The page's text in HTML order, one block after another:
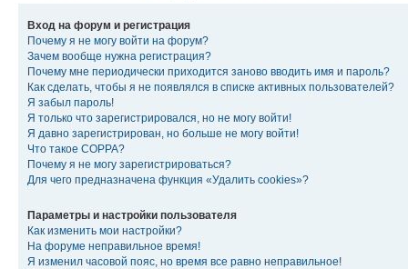
Вход на форум и регистрация
Почему я не могу войти на форум?
Зачем вообще нужна регистрация?
Почему мне периодически приходится заново вводить имя и пароль?
Как сделать, чтобы я не появлялся в списке активных пользователей?
Я забыл пароль!
Я только что зарегистрировался, но не могу войти!
Я давно зарегистрирован, но больше не могу войти!
Что такое COPPA?
Почему я не могу зарегистрироваться?
Для чего предназначена функция «Удалить cookies»?
Параметры и настройки пользователя
Как изменить мои настройки?
На форуме неправильное время!
Я изменил часовой пояс, но время все равно неправильное!